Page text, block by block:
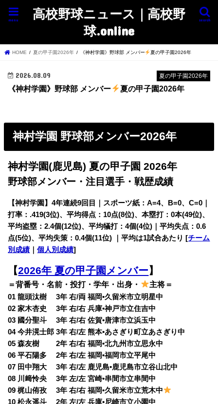
高校野球ニュース｜高校野
球.online
search
menu
HOME 夏の甲子園2026年 《神村学園》野球部 メンバー 夏の甲子園2026年
夏の甲子園2026年
2026.08.09
《神村学園》野球部 メンバー 夏の甲子園2026年
神村学園 野球部メンバー2026年
神村学園(鹿児島) 夏の甲子園 2026年
野球部メンバー・注目選手・戦歴成績
【神村学園】4年連続9回目｜スポーツ紙：A=4、B=0、C=0｜
打率：.419(3位)、平均得点：10点(8位)、本塁打：0本(49位)、
平均盗塁：2.4個(12位)、平均犠打：4個(4位)｜平均失点：0.6
点(5位)、平均失策：0.4個(11位) ｜平均は1試合あたり [チーム
別成績 ｜個人別成績]
【2026年 夏の甲子園メンバー】
＝背番号・名前・投打・学年・出身・ 主将＝
01 龍頭汰樹 3年 右/両 福岡•久留米市立明星中
02 家木杏史 3年 右/右 兵庫•神戸市立住吉中
03 國分聖斗 3年 右/右 佐賀•唐津市立浜玉中
04 今井滉士郎 3年 右/左 熊本•あさぎり町立あさぎり中
05 森友樹 2年 右/右 福岡•北九州市立思永中
06 平石陽多 2年 右/左 福岡•福岡市立平尾中
07 田中翔大 3年 右/左 鹿児島•鹿児島市立谷山北中
08 川﨑怜央 3年 左/左 宮崎•串間市立串間中
09 梶山侑孜 3年 右/右 福岡•久留米市立荒木中
10 松永遥斗 2年 左/左 兵庫•尼崎市立小園中